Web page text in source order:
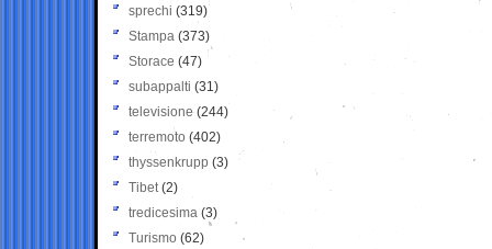
sprechi (319)
Stampa (373)
Storace (47)
subappalti (31)
televisione(244)
terremoto (402)
thyssenkrupp (3)
Tibet(2)
tredicesima (3)
Turismo (62)